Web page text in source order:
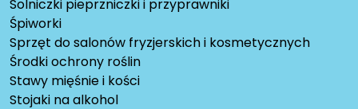
Solniczki pieprzniczki i przyprawniki
Śpiworki
Sprzęt do salonów fryzjerskich i kosmetycznych
Środki ochrony roślin
Stawy mięśnie i kości
Stojaki na alkohol